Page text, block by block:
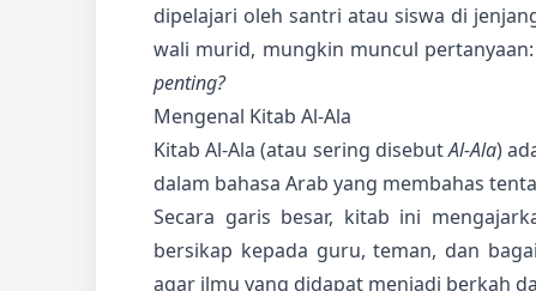
dipelajari oleh santri atau siswa di
wali murid, mungkin muncul
penting?
Mengenal Kitab Al-Ala
Kitab Al-Ala (atau sering disebutAl-Ala)
dalam bahasa Arab yang membahas
Secara garis besar, kitab ini
bersikap kepada guru, teman, dan
agar ilmu yang didapat menjadi berkah